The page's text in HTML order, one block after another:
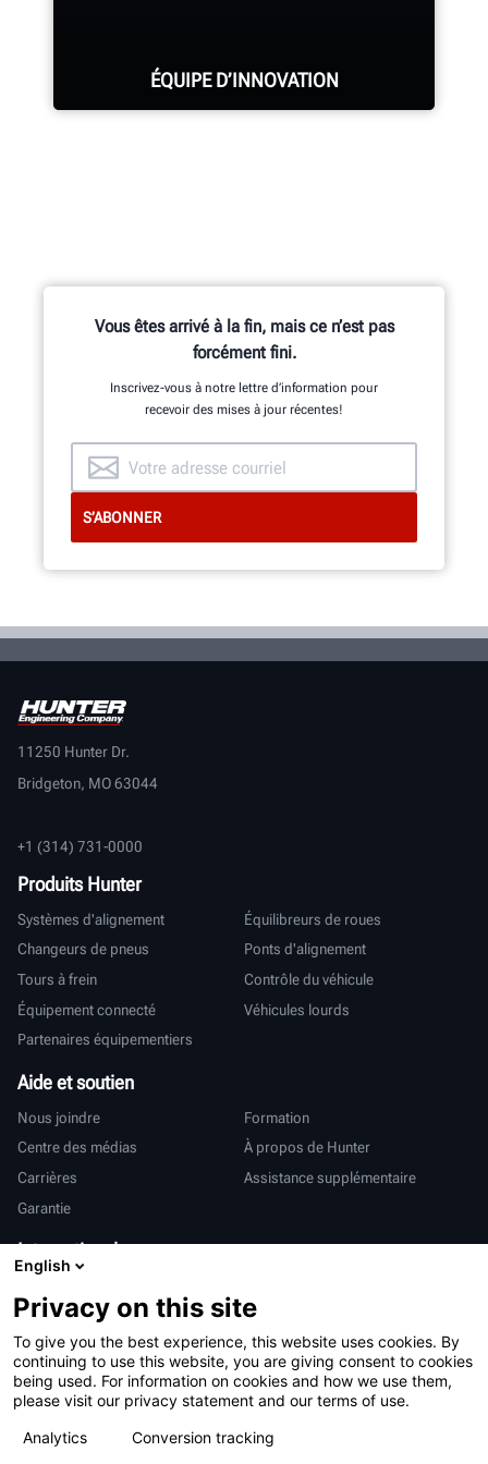
ÉQUIPE D’INNOVATION
et développement composée
d’ingénieurs en mécanique, en
électricité et en logiciels.
DÉCOUVERTE DE L’INTÉRIEUR
Vous êtes arrivé à la fin, mais ce n’est pas
forcément fini.
Inscrivez-vous à notre lettre d’information pour
recevoir des mises à jour récentes!
11250 Hunter Dr.
Bridgeton, MO 63044
+1 (314) 731-0000
Produits Hunter
Systèmes d'alignement
Équilibreurs de roues
Changeurs de pneus
Ponts d'alignement
Tours à frein
Contrôle du véhicule
Équipement connecté
Véhicules lourds
Partenaires équipementiers
Aide et soutien
Nous joindre
Formation
Centre des médias
À propos de Hunter
Carrières
Assistance supplémentaire
Garantie
International
亨特中国
English
Privacy on this site
To give you the best experience, this website uses cookies. By
continuing to use this website, you are giving consent to cookies
being used. For information on cookies and how we use them,
please visit our privacy statement and our terms of use.
Analytics
Conversion tracking